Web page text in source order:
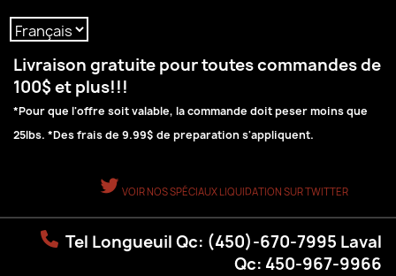
Livraison gratuite pour toutes commandes de
100$ et plus!!!
*Pour que l'offre soit valable, la commande doit peser moins que
25lbs. *Des frais de 9.99$ de preparation s'appliquent.
VOIR NOS SPÉCIAUX LIQUIDATION SUR TWITTER
Tel Longueuil Qc: (450)-670-7995 Laval
Qc: 450-967-9966